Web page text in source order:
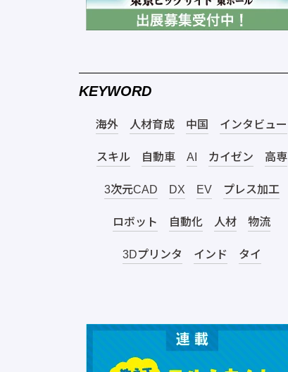
KEYWORD
海外 人材育成 中国 インタビュー
スキル 自動車 AI カイゼン 高専
3次元CAD DX EV プレス加工
ロボット 自動化 人材 物流
3Dプリンタ インド タイ